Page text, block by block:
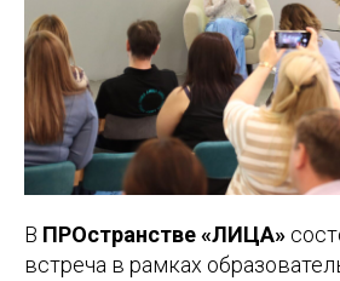
В ПРОстранстве «ЛИЦА»
встреча в рамках